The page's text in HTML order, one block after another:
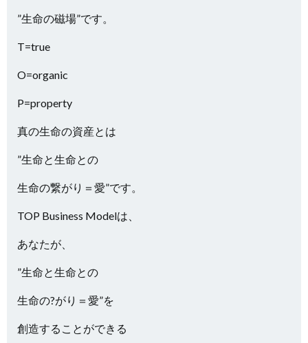
”生命の磁場”です。
T=true
O=organic
P=property
真の生命の資産とは
”生命と生命との
生命の繋がり＝愛”です。
TOP Business Modelは、
あなたが、
”生命と生命との
生命の?がり＝愛”を
創造することができる